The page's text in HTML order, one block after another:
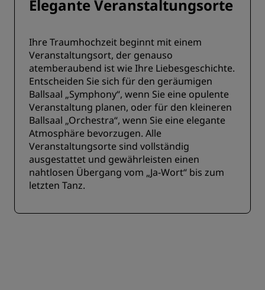
Elegante Veranstaltungsorte
Ihre Traumhochzeit beginnt mit einem
Veranstaltungsort, der genauso
atemberaubend ist wie Ihre Liebesgeschichte.
Entscheiden Sie sich für den geräumigen
Ballsaal „Symphony“, wenn Sie eine opulente
Veranstaltung planen, oder für den kleineren
Ballsaal „Orchestra“, wenn Sie eine elegante
Atmosphäre bevorzugen. Alle
Veranstaltungsorte sind vollständig
ausgestattet und gewährleisten einen
nahtlosen Übergang vom „Ja-Wort“ bis zum
letzten Tanz.